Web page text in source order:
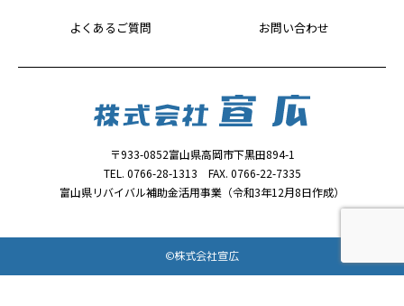
よくあるご質問 お問い合わせ
〒933-0852富山県高岡市下黒田894-1
TEL. 0766-28-1313 FAX. 0766-22-7335
富山県リバイバル補助金活用事業（令和3年12月8日作成）
©株式会社宣広